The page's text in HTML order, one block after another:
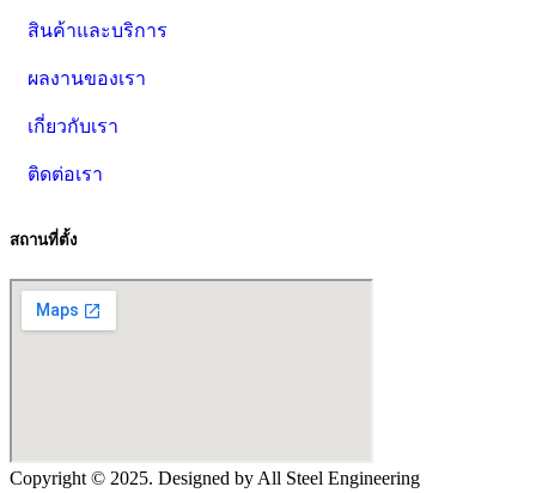
สินค้าและบริการ
ผลงานของเรา
เกี่ยวกับเรา
ติดต่อเรา
สถานที่ตั้ง
Copyright © 2025. Designed by All Steel Engineering